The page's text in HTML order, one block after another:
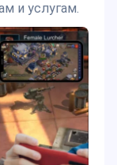
и услугам.